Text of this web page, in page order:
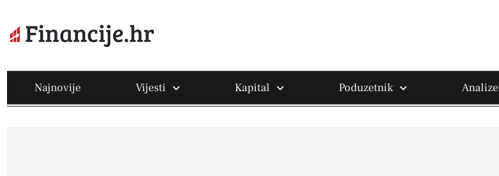
Najnovije Vijesti Kapital Poduzetnik Analize